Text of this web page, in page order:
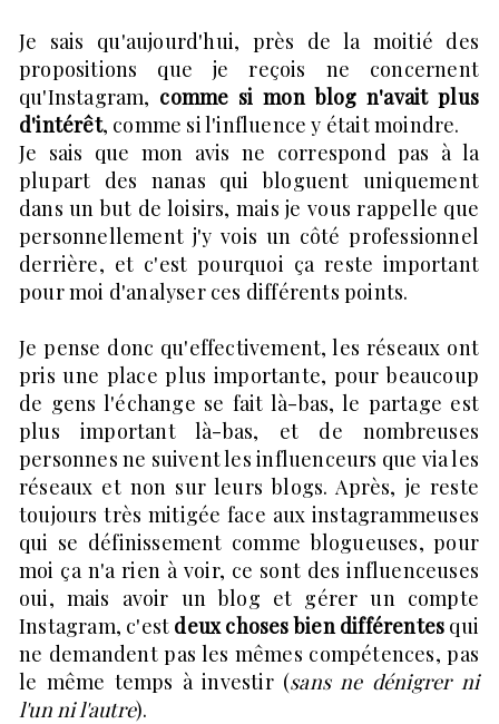
Je sais qu'aujourd'hui, près de la moitié des
propositions que je reçois ne concernent
qu'Instagram, comme si mon blog n'avait plus
d'intérêt, comme si l'influence y était moindre.
Je sais que mon avis ne correspond pas à la
plupart des nanas qui bloguent uniquement
dans un but de loisirs, mais je vous rappelle que
personnellement j'y vois un côté professionnel
derrière, et c'est pourquoi ça reste important
pour moi d'analyser ces différents points.
Je pense donc qu'effectivement, les réseaux ont
pris une place plus importante, pour beaucoup
de gens l'échange se fait là-bas, le partage est
plus important là-bas, et de nombreuses
personnes ne suivent les influenceurs que via les
réseaux et non sur leurs blogs. Après, je reste
toujours très mitigée face aux instagrammeuses
qui se définissement comme blogueuses, pour
moi ça n'a rien à voir, ce sont des influenceuses
oui, mais avoir un blog et gérer un compte
Instagram, c'est deux choses bien différentes qui
ne demandent pas les mêmes compétences, pas
le même temps à investir (sans ne dénigrer ni
l'un ni l'autre).